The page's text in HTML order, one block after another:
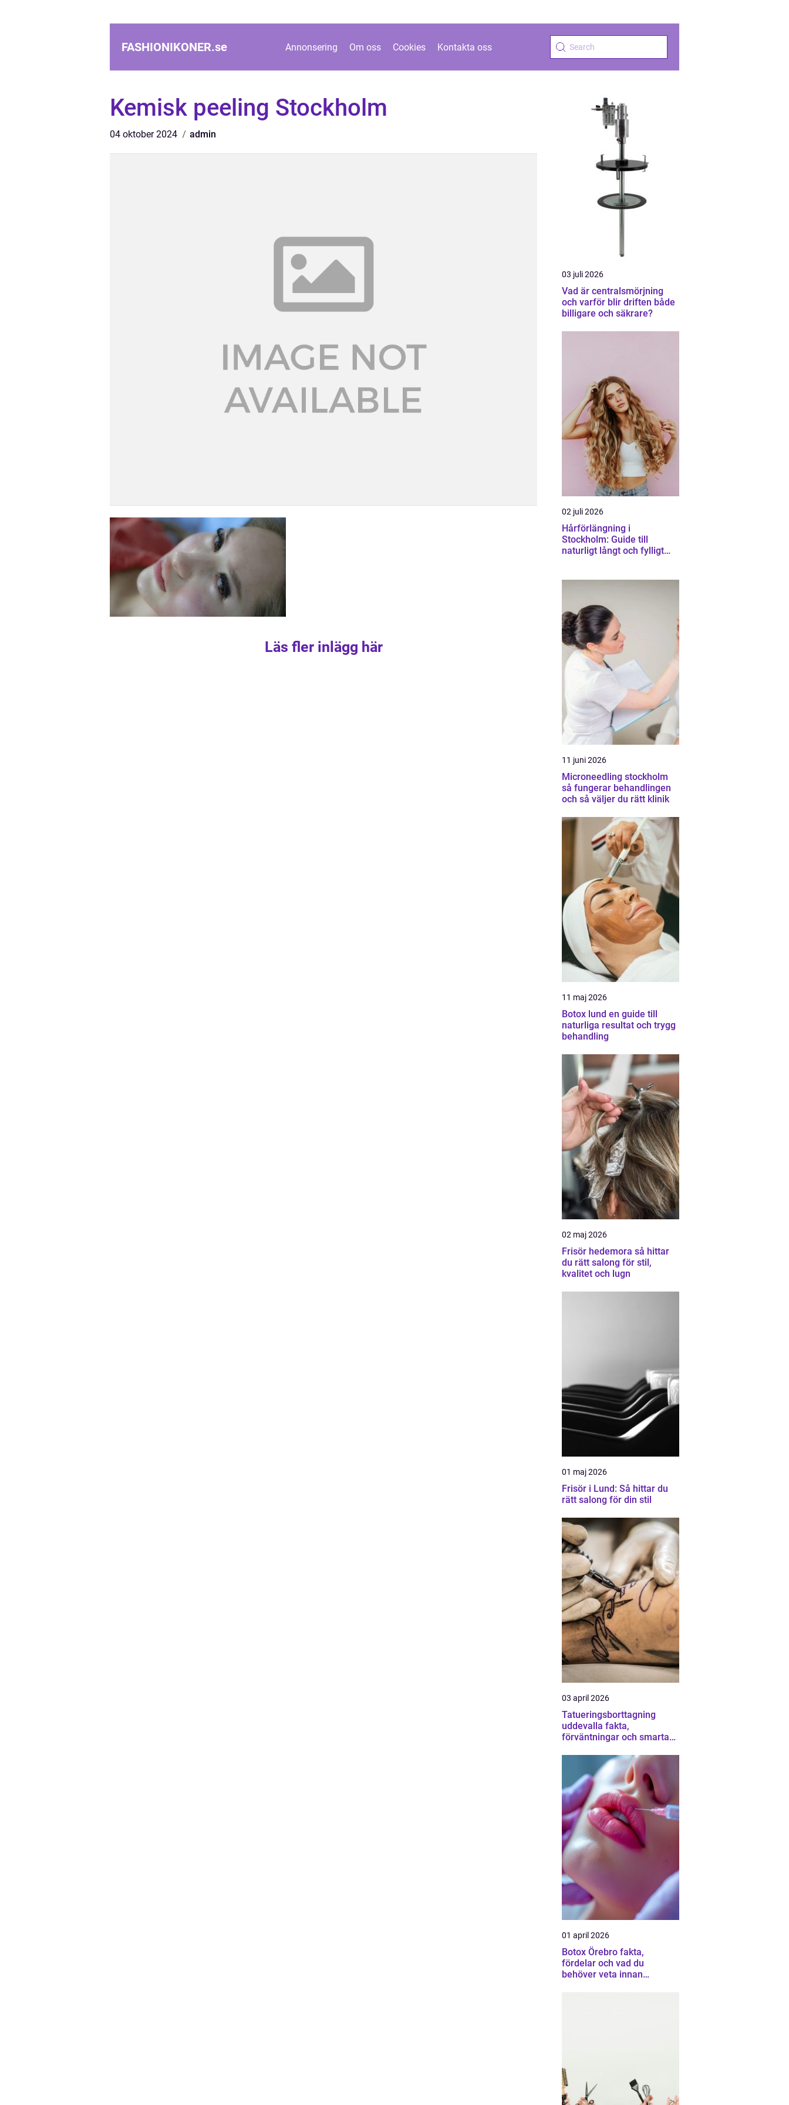
FASHIONIKONER.se Annonsering Om oss Cookies Kontakta oss
Kemisk peeling Stockholm
04 oktober 2024 admin
Läs fler inlägg här
03 juli 2026
Vad är centralsmörjning
och varför blir driften både
billigare och säkrare?
02 juli 2026
Hårförlängning i
Stockholm: Guide till
naturligt långt och fylligt
11 juni 2026
Microneedling stockholm
så fungerar behandlingen
och så väljer du rätt klinik
11 maj 2026
Botox lund en guide till
naturliga resultat och trygg
behandling
02 maj 2026
Frisör hedemora så hittar
du rätt salong för stil,
kvalitet och lugn
01 maj 2026
Frisör i Lund: Så hittar du
rätt salong för din stil
03 april 2026
Tatueringsborttagning
uddevalla fakta,
förväntningar och smarta
01 april 2026
Botox Örebro fakta,
fördelar och vad du
behöver veta innan